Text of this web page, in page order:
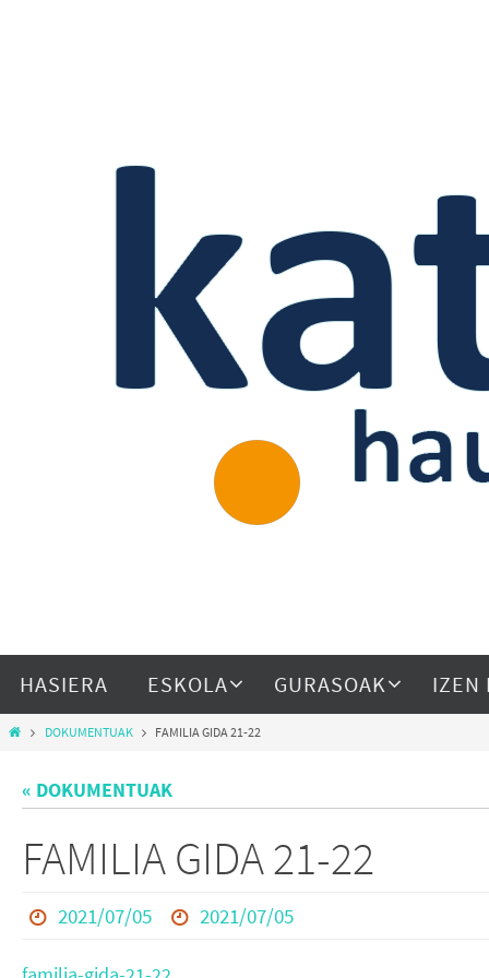
HASIERA ESKOLA GURASOAK IZEN
DOKUMENTUAK FAMILIA GIDA 21-22
« DOKUMENTUAK
FAMILIA GIDA 21-22
2021/07/05 2021/07/05